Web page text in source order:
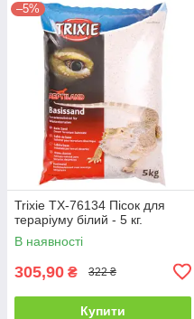
–5%
Trixie TX-76134 Пісок для
тераріуму білий - 5 кг.
В наявності
305,90 ₴ 322 ₴
Купити